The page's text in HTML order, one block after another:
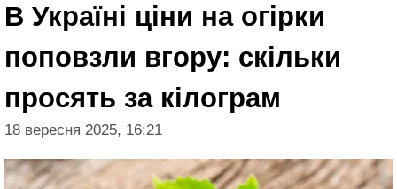
В Україні ціни на огірки
поповзли вгору: скільки
просять за кілограм
18 вересня 2025, 16:21